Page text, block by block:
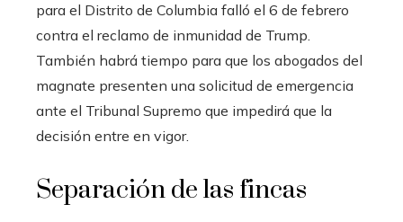
para el Distrito de Columbia falló el 6 de febrero
contra el reclamo de inmunidad de Trump.
También habrá tiempo para que los abogados del
magnate presenten una solicitud de emergencia
ante el Tribunal Supremo que impedirá que la
decisión entre en vigor.
Separación de las fincas